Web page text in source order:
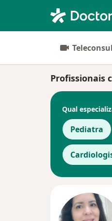
Profissionais
Qual
Pediatra